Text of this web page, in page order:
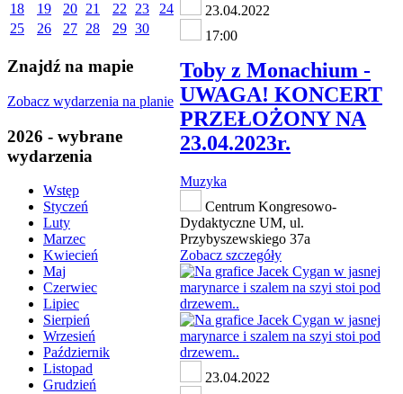
18
19 20 21 22 23
24
25
26 27 28 29 30
Znajdź na mapie
Zobacz wydarzenia na planie
2026 - wybrane
wydarzenia
Wstęp
Styczeń
Luty
Marzec
Kwiecień
Maj
Czerwiec
Lipiec
Sierpień
Wrzesień
Październik
Listopad
Grudzień
23.04.2022
17:00
Toby z Monachium -
UWAGA! KONCERT
PRZEŁOŻONY NA
23.04.2023r.
Muzyka
Centrum Kongresowo-
Dydaktyczne UM, ul.
Przybyszewskiego 37a
Zobacz szczegóły
23.04.2022